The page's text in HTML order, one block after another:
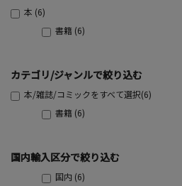
本 (6)
書籍 (6)
カテゴリ/ジャンルで絞り込む
本/雑誌/コミックをすべて選択(6)
書籍 (6)
国内輸入区分で絞り込む
国内 (6)